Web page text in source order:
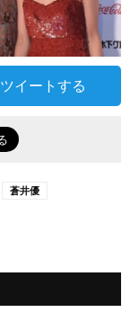
ツイートする
蒼井優